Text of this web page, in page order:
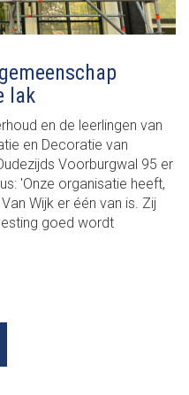
lak
en de leerlingen van
en Decoratie van
Voorburgwal 95 er
'Onze organisatie heeft,
Wijk er één van is. Zij
goed wordt